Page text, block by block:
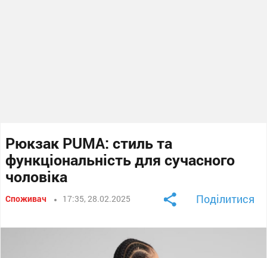
Рюкзак PUMA: стиль та
функціональність для сучасного
чоловіка
Споживач 17:35, 28.02.2025 Поділитися